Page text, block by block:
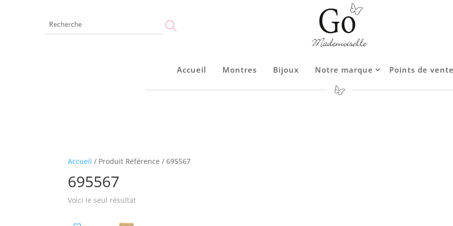
Accueil Montres Bijoux Notre marque Points de vente
Accueil Montres Bijoux Notre marque Points de vente
Accueil / Produit Référence / 695567
695567
Voici le seul résultat